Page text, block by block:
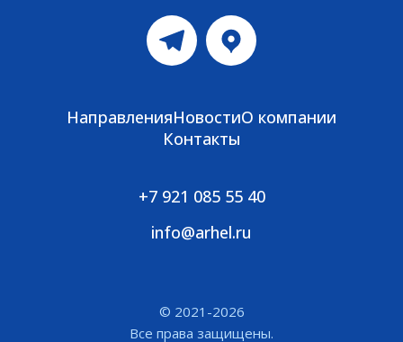
НаправленияНовостиО компании
Контакты
+7 921 085 55 40
info@arhel.ru
© 2021-2026
Все права защищены.